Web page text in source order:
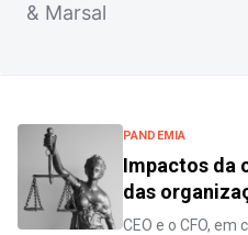
& Marsal
PANDEMIA
Impactos da
das
CEO e o CFO,